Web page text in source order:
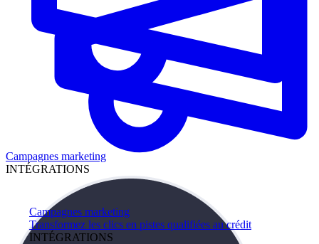
Campagnes marketing
Transformez les clics en pistes qualifiées au crédit
INTÉGRATIONS
Campagnes marketing
INTÉGRATIONS